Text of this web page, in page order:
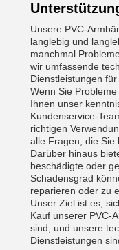
Unsere PVC-
langlebig und
manchmal
wir umfassende
Dienstleistungen
Wenn Sie
Ihnen unser
Kundenservice-
richtigen
alle Fragen, die Sie
Darüber hinaus
beschädigte oder
Schadensgrad
reparieren oder zu
Unser Ziel ist es,
Kauf unserer PVC-
sind, und unsere
Dienstleistungen